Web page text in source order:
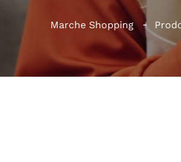
Marche Shopping